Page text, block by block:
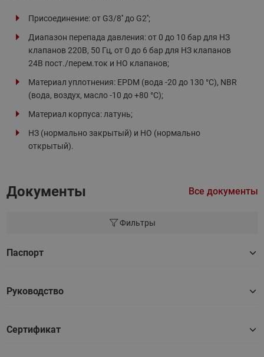
Присоединение: от G3/8'' до G2'';
Диапазон перепада давления: от 0 до 10 бар для НЗ
клапанов 220B, 50 Гц, от 0 до 6 бар для НЗ клапанов
24В пост./перем.ток и НО клапанов;
Материал уплотнения: EPDM (вода -20 до 130 °C), NBR
(вода, воздух, масло -10 до +80 °C);
Материал корпуса: латунь;
НЗ (нормально закрытый) и НО (нормально
открытый).
Документы Все документы
Фильтры
Паспорт
Руководство
Сертификат